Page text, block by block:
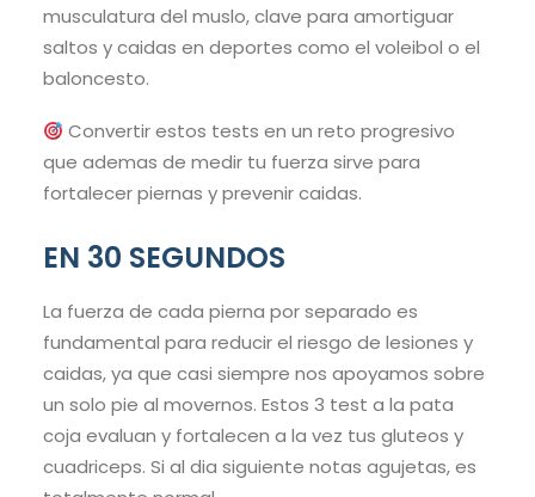
musculatura del muslo, clave para amortiguar
saltos y caidas en deportes como el voleibol o el
baloncesto.
Convertir estos tests en un reto progresivo
que ademas de medir tu fuerza sirve para
fortalecer piernas y prevenir caidas.
EN 30 SEGUNDOS
La fuerza de cada pierna por separado es
fundamental para reducir el riesgo de lesiones y
caidas, ya que casi siempre nos apoyamos sobre
un solo pie al movernos. Estos 3 test a la pata
coja evaluan y fortalecen a la vez tus gluteos y
cuadriceps. Si al dia siguiente notas agujetas, es